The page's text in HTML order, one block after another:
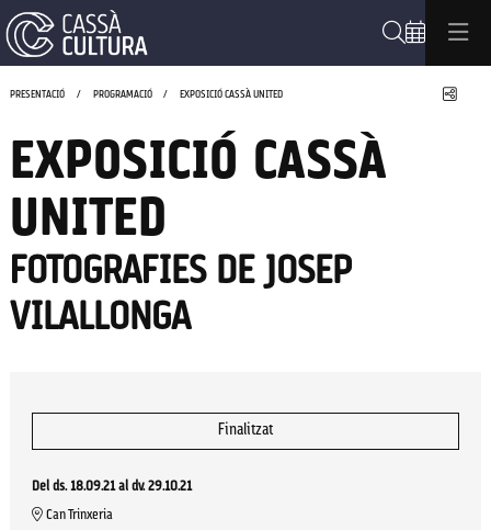
PRESENTACIÓ PROGRAMACIÓ EXPOSICIÓ CASSÀ UNITED
EXPOSICIÓ CASSÀ
UNITED
FOTOGRAFIES DE JOSEP
VILALLONGA
Finalitzat
Del ds. 18.09.21al dv. 29.10.21
Can Trinxeria